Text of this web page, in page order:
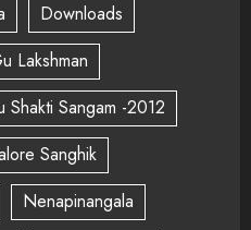
Downloads
Lakshman
Shakti Sangam -2012
Sanghik
Nenapinangala